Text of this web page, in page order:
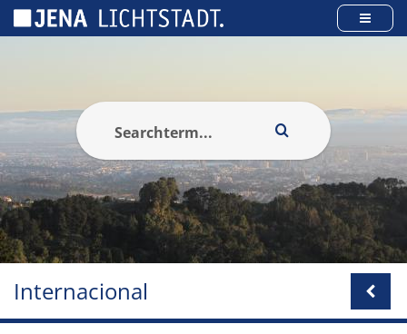
Internacional
Cookies management panel